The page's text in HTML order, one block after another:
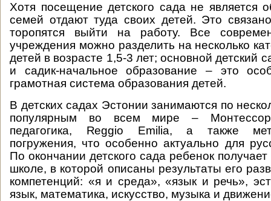
Хотя посещение детского сада не является
семей отдают туда своих детей. Это
торопятся выйти на работу. Все
учреждения можно разделить на несколько
детей в возрасте 1,5-3 лет; основной детский
и садик-начальное образование – это
грамотная система образования детей.
В детских садах Эстонии занимаются по
популярным во всем мире –
педагогика, Reggio Emilia, а также
погружения, что особенно актуально для
По окончании детского сада ребенок получает
школе, в которой описаны результаты его
компетенций: «я и среда», «язык и речь»,
язык, математика, искусство, музыка и